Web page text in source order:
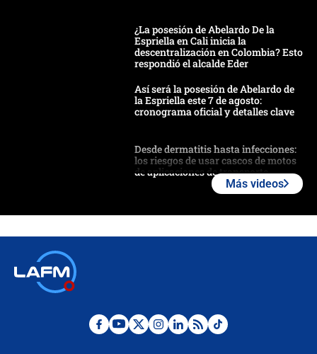
¿La posesión de Abelardo De la
Espriella en Cali inicia la
descentralización en Colombia? Esto
respondió el alcalde Eder
Así será la posesión de Abelardo de
la Espriella este 7 de agosto:
cronograma oficial y detalles clave
Desde dermatitis hasta infecciones:
los riesgos de usar cascos de motos
de aplicaciones de transporte
celular? Requisitos, pasos y
Posesión de Abelardo De La Espriella
Más videos